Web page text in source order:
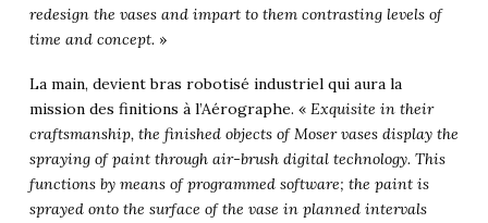
redesign the vases and impart to them contrasting levels of
time and concept. »
La main, devient bras robotisé industriel qui aura la
mission des finitions à l’Aérographe. « Exquisite in their
craftsmanship, the finished objects of Moser vases display the
spraying of paint through air-brush digital technology. This
functions by means of programmed software; the paint is
sprayed onto the surface of the vase in planned intervals